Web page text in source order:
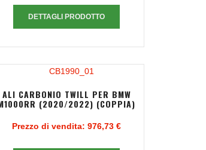
DETTAGLI PRODOTTO
ALI CARBONIO TWILL PER BMW
(2020/2022) (COPPIA)
Prezzo di vendita:976,73 €